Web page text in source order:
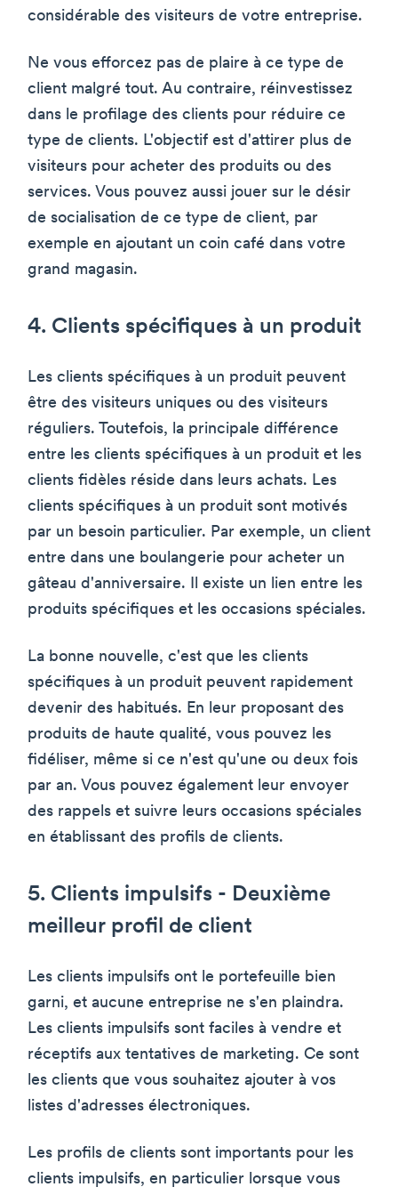
considérable des visiteurs de votre entreprise.
Ne vous efforcez pas de plaire à ce type de
client malgré tout. Au contraire, réinvestissez
dans le profilage des clients pour réduire ce
type de clients. L'objectif est d'attirer plus de
visiteurs pour acheter des produits ou des
services. Vous pouvez aussi jouer sur le désir
de socialisation de ce type de client, par
exemple en ajoutant un coin café dans votre
grand magasin.
4. Clients spécifiques à un produit
Les clients spécifiques à un produit peuvent
être des visiteurs uniques ou des visiteurs
réguliers. Toutefois, la principale différence
entre les clients spécifiques à un produit et les
clients fidèles réside dans leurs achats. Les
clients spécifiques à un produit sont motivés
par un besoin particulier. Par exemple, un client
entre dans une boulangerie pour acheter un
gâteau d'anniversaire. Il existe un lien entre les
produits spécifiques et les occasions spéciales.
La bonne nouvelle, c'est que les clients
spécifiques à un produit peuvent rapidement
devenir des habitués. En leur proposant des
produits de haute qualité, vous pouvez les
fidéliser, même si ce n'est qu'une ou deux fois
par an. Vous pouvez également leur envoyer
des rappels et suivre leurs occasions spéciales
en établissant des profils de clients.
5. Clients impulsifs - Deuxième
meilleur profil de client
Les clients impulsifs ont le portefeuille bien
garni, et aucune entreprise ne s'en plaindra.
Les clients impulsifs sont faciles à vendre et
réceptifs aux tentatives de marketing. Ce sont
les clients que vous souhaitez ajouter à vos
listes d'adresses électroniques.
Les profils de clients sont importants pour les
clients impulsifs, en particulier lorsque vous